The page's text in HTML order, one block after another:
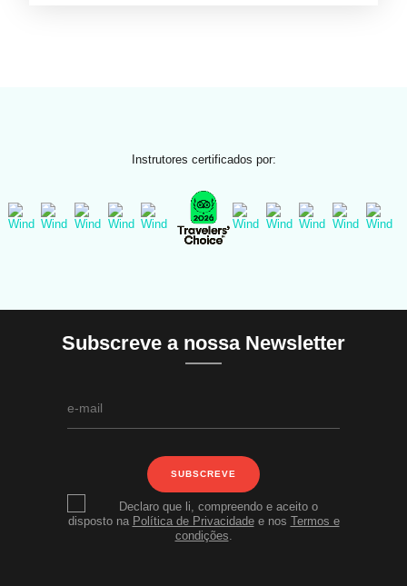
Instrutores certificados por:
Subscreve a nossa Newsletter
SUBSCREVE
Declaro que li, compreendo e aceito o
disposto na Política de Privacidadee nos Termos e
condições